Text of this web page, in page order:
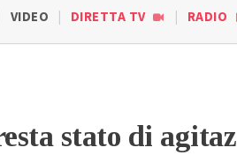
VIDEO DIRETTA TV RADIO
stato di